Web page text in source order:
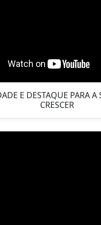
E DESTAQUE PARA A
CRESCER